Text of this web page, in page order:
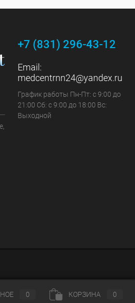
+7 (831) 296-43-12
Email:
medcentrnn24@yandex.ru
График работы Пн-Пт: с 9:00 до
21:00 Сб: с 9:00 до 18:00 Вс:
Выходной
0 КОРЗИНА 0